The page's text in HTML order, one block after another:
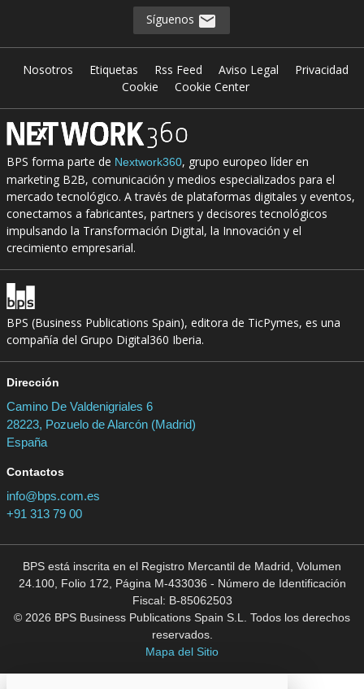
Síguenos
Nosotros Etiquetas Rss Feed Aviso Legal
Privacidad
Cookie
Cookie Center
BPS forma parte de Nextwork360, grupo europeo líder en
marketing B2B, comunicación y medios especializados para el
mercado tecnológico. A través de plataformas digitales y eventos,
conectamos a fabricantes, partners y decisores tecnológicos
impulsando la Transformación Digital, la Innovación y el
crecimiento empresarial.
BPS (Business Publications Spain), editora de TicPymes, es una
compañía del Grupo Digital360 Iberia.
Dirección
Camino De Valdenigriales 6
28223, Pozuelo de Alarcón (Madrid)
España
Contactos
info@bps.com.es
+91 313 79 00
BPS está inscrita en el Registro Mercantil de Madrid, Volumen
24.100, Folio 172, Página M-433036 - Número de Identificación
Fiscal: B-85062503
© 2026 BPS Business Publications Spain S.L. Todos los derechos
reservados.
Mapa del Sitio